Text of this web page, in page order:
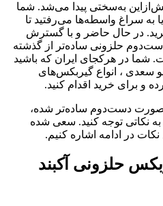
به‌سختی پیدا می‌شد. شما
به سراغ واسطه‌ها می‌رفتید تا
در حال حاضر و با گسترش
حلزونی ساده‌تر از گذشته
در هرکجای ایران که باشید
سعدی ، انواع گیربکس‌های
و برای خرید اقدام کنید.
دست‌دوم ساده‌تر شده،
به نکاتی توجه کنید. سعی شده
در ادامه اشاره کنیم.
حلزونی آکبند